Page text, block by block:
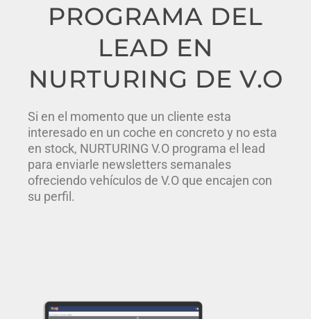
PROGRAMA DEL
LEAD EN
NURTURING DE V.O
Si en el momento que un cliente esta
interesado en un coche en concreto y no esta
en stock, NURTURING V.O programa el lead
para enviarle newsletters semanales
ofreciendo vehículos de V.O que encajen con
su perfil.